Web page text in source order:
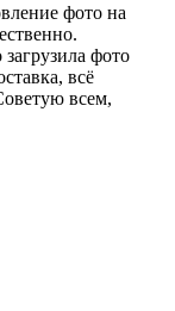
фото на
фото
всё
всем,